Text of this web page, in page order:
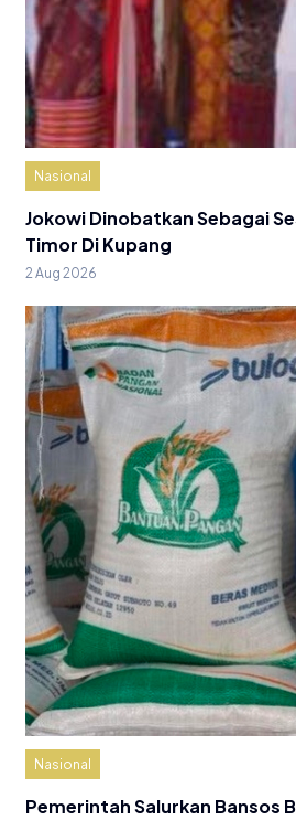
Nasional
Jokowi Dinobatkan Sebagai
Timor Di Kupang
2 Aug 2026
Nasional
Pemerintah Salurkan Bansos